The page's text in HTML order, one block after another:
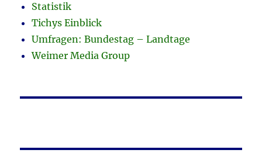
Statistik
Tichys Einblick
Umfragen: Bundestag – Landtage
Weimer Media Group